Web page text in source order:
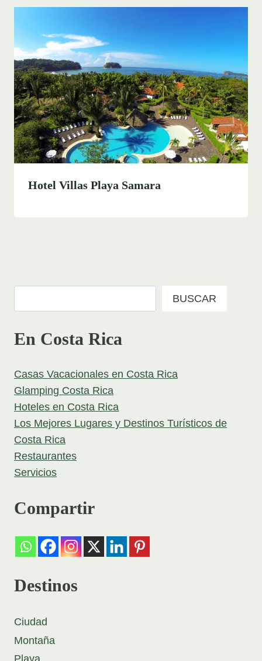
Hotel Villas Playa Samara
BUSCAR
En Costa Rica
Casas Vacacionales en Costa Rica
Glamping Costa Rica
Hoteles en Costa Rica
Los Mejores Lugares y Destinos Turísticos de
Costa Rica
Restaurantes
Servicios
Compartir
Destinos
Ciudad
Montaña